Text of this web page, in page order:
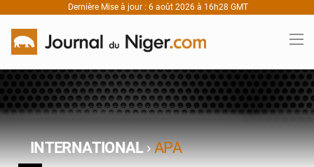
Dernière Mise à jour : 6 août 2026 à 16h28 GMT
INTERNATIONAL›APA